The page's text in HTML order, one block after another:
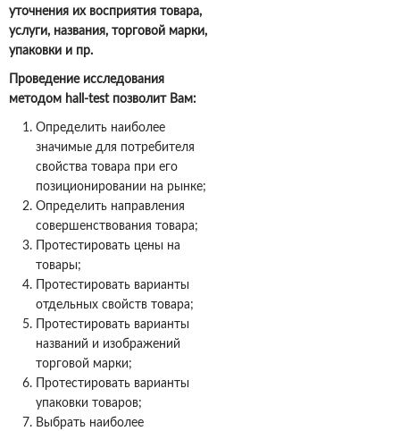
уточнения их восприятия товара,
услуги, названия, торговой марки,
упаковки и пр.
Проведение исследования
методом hall-test позволит Вам:
Определить наиболее
значимые для потребителя
свойства товара при его
позиционировании на рынке;
Определить направления
совершенствования товара;
Протестировать цены на
товары;
Протестировать варианты
отдельных свойств товара;
Протестировать варианты
названий и изображений
торговой марки;
Протестировать варианты
упаковки товаров;
Выбрать наиболее